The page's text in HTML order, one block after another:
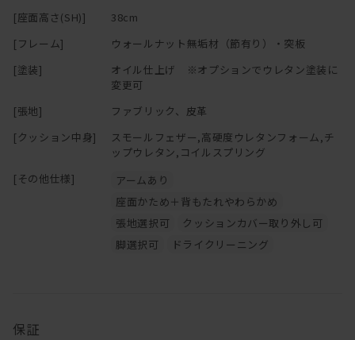
ホームパーティーのときは料理を大皿で並べても。。。。
す。
が・・・
クッションは取り外しの出来るカバーリングタイプなのでドライク
ソファと一緒に替えカバーもお求め頂けますので、
季節ごとに違った色でお楽しみ頂くのもお薦めです！
※「節少なめ」のご注文につきましては、別途お見積りにて承って
おります。
[座面高さ(SH)]
38cm
[フレーム]
ウォールナット無垢材（節有り）・突板
[塗装]
オイル仕上げ ※オプションでウレタン塗装に
変更可
[張地]
ファブリック、皮革
[クッション中身]
スモールフェザー,高硬度ウレタンフォーム,チ
ップウレタン,コイルスプリング
[その他仕様]
アームあり
座面かため＋背もたれやわらかめ
張地選択可
クッションカバー取り外し可
脚選択可
ドライクリーニング
保証